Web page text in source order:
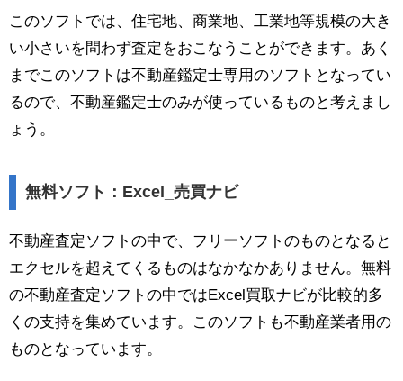
このソフトでは、住宅地、商業地、工業地等規模の大き
い小さいを問わず査定をおこなうことができます。あく
までこのソフトは不動産鑑定士専用のソフトとなってい
るので、不動産鑑定士のみが使っているものと考えまし
ょう。
無料ソフト：Excel_売買ナビ
不動産査定ソフトの中で、フリーソフトのものとなると
エクセルを超えてくるものはなかなかありません。無料
の不動産査定ソフトの中ではExcel買取ナビが比較的多
くの支持を集めています。このソフトも不動産業者用の
ものとなっています。